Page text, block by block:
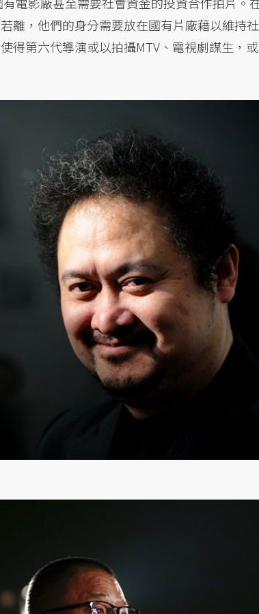
離，他們的身分需要放在國有片廠藉以維持社
得第六代導演或以拍攝MTV、電視劇謀生，或